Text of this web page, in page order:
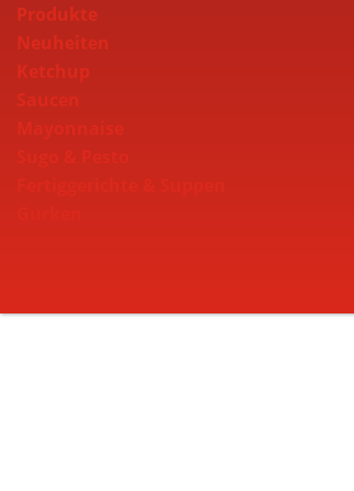
Produkte
Neuheiten
Ketchup
Saucen